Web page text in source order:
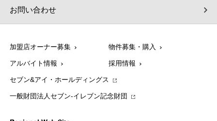
お問い合わせ
加盟店オーナー募集 物件募集・購入
アルバイト情報 採用情報
セブン&アイ・ホールディングス
一般財団法人セブン-イレブン記念財団